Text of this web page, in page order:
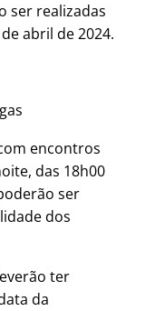
ser realizadas
abril de 2024.
encontros
das 18h00
ser
dos
ter
da